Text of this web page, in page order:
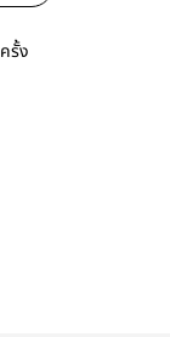
ครั้ง